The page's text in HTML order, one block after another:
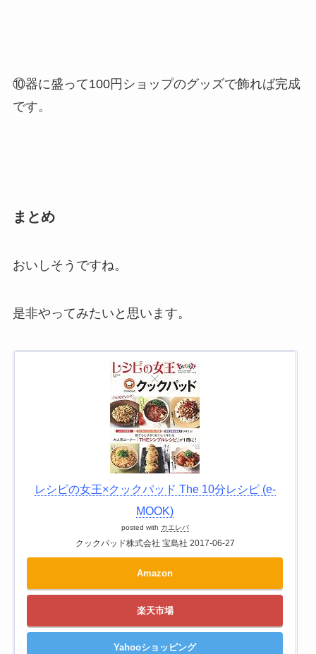
⑩器に盛って100円ショップのグッズで飾れば完成
です。
まとめ
おいしそうですね。
是非やってみたいと思います。
レシピの女王×クックパッド The 10分レシピ (e-
MOOK)
posted with カエレバ
クックパッド株式会社 宝島社 2017-06-27
Amazon
楽天市場
Yahooショッピング